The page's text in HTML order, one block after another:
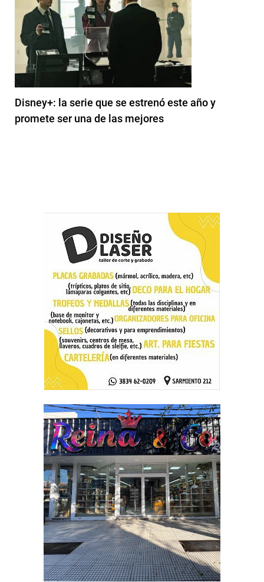
Disney+: la serie que se estrenó este año y
promete ser una de las mejores